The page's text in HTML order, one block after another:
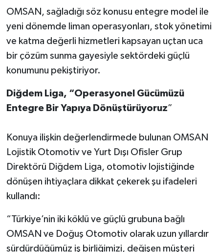
OMSAN, sağladığı söz konusu entegre model ile
yeni dönemde liman operasyonları, stok yönetimi
ve katma değerli hizmetleri kapsayan uçtan uca
bir çözüm sunma gayesiyle sektördeki güçlü
konumunu pekiştiriyor.
Diğdem Liga, “Operasyonel Gücümüzü
Entegre Bir Yapıya Dönüştürüyoruz”
Konuya ilişkin değerlendirmede bulunan OMSAN
Lojistik Otomotiv ve Yurt Dışı Ofisler Grup
Direktörü Diğdem Liga, otomotiv lojistiğinde
dönüşen ihtiyaçlara dikkat çekerek şu ifadeleri
kullandı:
“Türkiye’nin iki köklü ve güçlü grubuna bağlı
OMSAN ve Doğuş Otomotiv olarak uzun yıllardır
sürdürdüğümüz iş birliğimizi, değişen müşteri